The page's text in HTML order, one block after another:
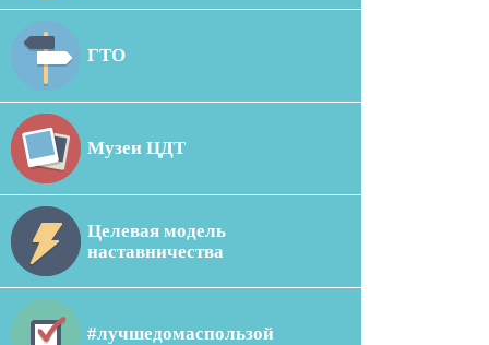
ГТО
Музеи ЦДТ
Целевая модель
наставничества
#лучшедомаспользой